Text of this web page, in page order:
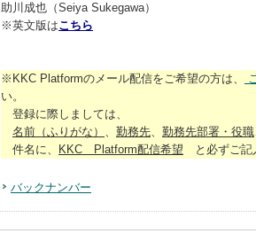
助川成也（Seiya Sukegawa）
※英文版はこちら
※KKC Platformのメール配信をご希望の方は、
い。
登録に際しましては、
名前（ふりがな） 、 勤務先、 勤務先部署・役職
件名に、
KKC Platform配信希望 と必ずご記
バックナンバー